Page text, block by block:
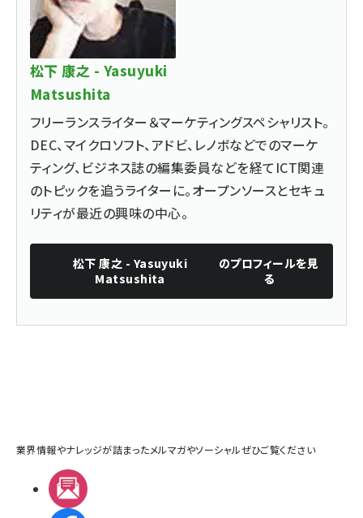
松下 康之 - Yasuyuki
Matsushita
フリーランスライター＆マーケティングスペシャリスト。
DEC、マイクロソフト、アドビ、レノボなどでのマーケ
ティング、ビジネス誌の編集委員などを経てICT関連
のトピックを追うライターに。オープンソースとセキュ
リティが最近の興味の中心。
松下 康之 - Yasuyuki
Matsushita
のプロフィールを見
る
業界情報やナレッジが詰まったメルマガやソーシャルぜひご覧ください